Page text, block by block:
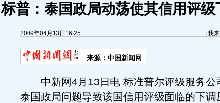
标普：泰国政局动荡使其信用评级
2009年04月13日16:25 [我
来源： 中国新闻网
中新网4月13日电 标准普尔评级服务公
泰国政局问题导致该国信用评级面临的下调